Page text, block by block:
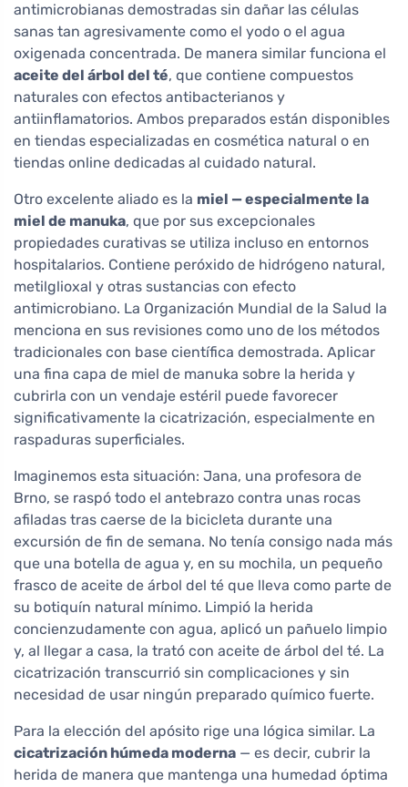
antimicrobianas demostradas sin dañar las células
sanas tan agresivamente como el yodo o el agua
oxigenada concentrada. De manera similar funciona el
aceite del árbol del té, que contiene compuestos
naturales con efectos antibacterianos y
antiinflamatorios. Ambos preparados están disponibles
en tiendas especializadas en cosmética natural o en
tiendas online dedicadas al cuidado natural.
Otro excelente aliado es la miel — especialmente la
miel de manuka, que por sus excepcionales
propiedades curativas se utiliza incluso en entornos
hospitalarios. Contiene peróxido de hidrógeno natural,
metilglioxal y otras sustancias con efecto
antimicrobiano. La Organización Mundial de la Salud la
menciona en sus revisiones como uno de los métodos
tradicionales con base científica demostrada. Aplicar
una fina capa de miel de manuka sobre la herida y
cubrirla con un vendaje estéril puede favorecer
significativamente la cicatrización, especialmente en
raspaduras superficiales.
Imaginemos esta situación: Jana, una profesora de
Brno, se raspó todo el antebrazo contra unas rocas
afiladas tras caerse de la bicicleta durante una
excursión de fin de semana. No tenía consigo nada más
que una botella de agua y, en su mochila, un pequeño
frasco de aceite de árbol del té que lleva como parte de
su botiquín natural mínimo. Limpió la herida
concienzudamente con agua, aplicó un pañuelo limpio
y, al llegar a casa, la trató con aceite de árbol del té. La
cicatrización transcurrió sin complicaciones y sin
necesidad de usar ningún preparado químico fuerte.
Para la elección del apósito rige una lógica similar. La
cicatrización húmeda moderna — es decir, cubrir la
herida de manera que mantenga una humedad óptima